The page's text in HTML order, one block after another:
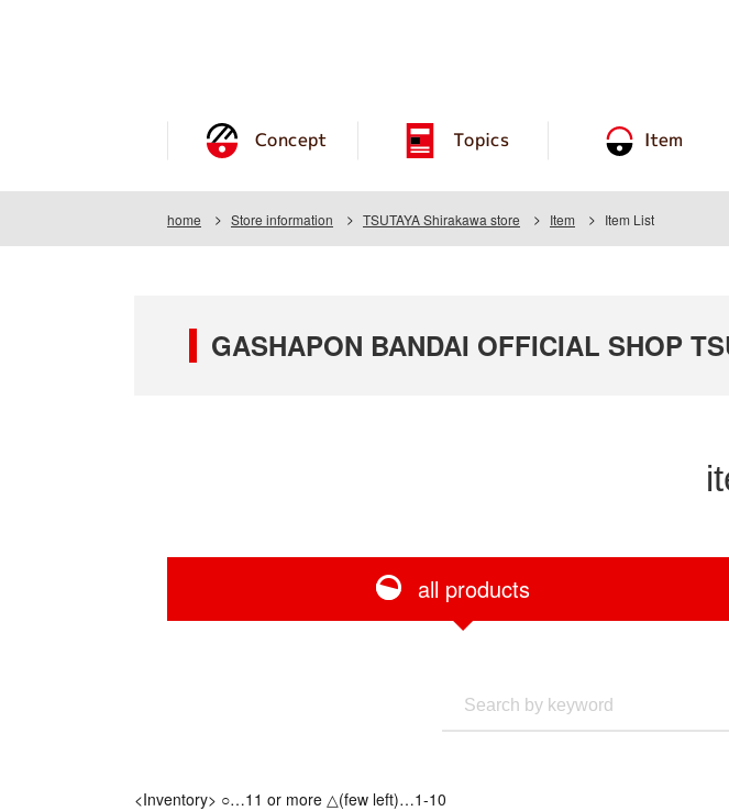
Concept Topics Item
home Store information TSUTAYA Shirakawa store Item Item List
GASHAPON BANDAI OFFICIAL SHOP
all products
<Inventory> ○…11 or more △(few left)…1-10